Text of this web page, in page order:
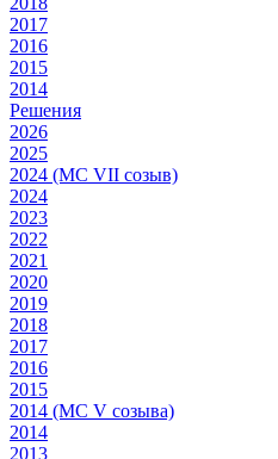
2017
2016
2015
2014
Решения
2026
2025
2024 (МС VII созыв)
2024
2023
2022
2021
2020
2019
2018
2017
2016
2015
2014 (МС V созыва)
2014
2013